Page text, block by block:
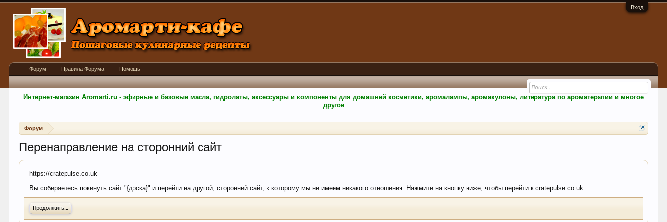
Вход
Интернет-магазин Aromarti.ru - эфирные и базовые масла, гидролаты, аксессуары и компоненты для домашней косметики, аромалампы, аромакулоны, литература по ароматерапии и многое
другое
Форум
Перенаправление на сторонний сайт
https://cratepulse.co.uk
Вы собираетесь покинуть сайт "{доска}" и перейти на другой, сторонний сайт, к которому мы не имеем никакого отношения. Нажмите на кнопку ниже, чтобы перейти к cratepulse.co.uk.
Продолжить...
Форум Правила Форума Помощь